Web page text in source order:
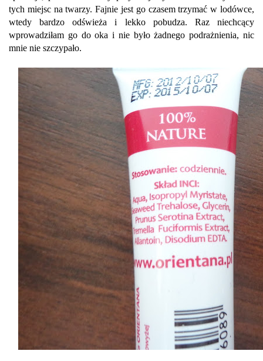
tych miejsc na twarzy. Fajnie jest go czasem trzymać w lodówce,
wtedy bardzo odświeża i lekko pobudza. Raz niechcący
wprowadziłam go do oka i nie było żadnego podrażnienia, nic
mnie nie szczypało.